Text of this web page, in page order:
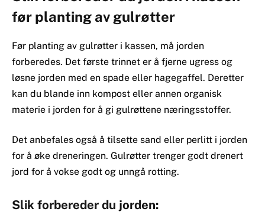
før planting av gulrøtter
Før planting av gulrøtter i kassen, må jorden
forberedes. Det første trinnet er å fjerne ugress og
løsne jorden med en spade eller hagegaffel. Deretter
kan du blande inn kompost eller annen organisk
materie i jorden for å gi gulrøttene næringsstoffer.
Det anbefales også å tilsette sand eller perlitt i jorden
for å øke dreneringen. Gulrøtter trenger godt drenert
jord for å vokse godt og unngå rotting.
Slik forbereder du jorden: